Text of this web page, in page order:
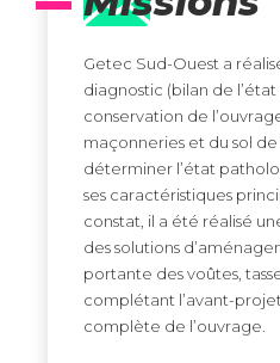
Getec Sud-Ouest a
diagnostic (bilan de
conservation de
maçonneries et du sol
déterminer l’état
ses caractéristiques
constat, il a été réalisé
des solutions
portante des voûtes,
complétant l’avant-
complète de l’ouvrage.